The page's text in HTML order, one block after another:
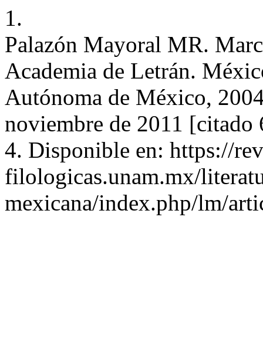
1.
Palazón Mayoral MR.
Academia de Letrán.
Autónoma de México,
noviembre de 2011
4. Disponible en: https://
filologicas.unam.mx/
mexicana/index.php/lm/